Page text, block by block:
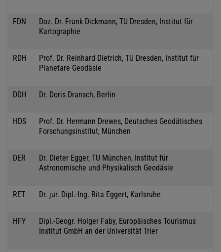
FDN
Doz. Dr. Frank Dickmann, TU Dresden, Institut für
Kartographie
RDH
Prof. Dr. Reinhard Dietrich, TU Dresden, Institut für
Planetare Geodäsie
DDH Dr. Doris Dransch, Berlin
HDS
Prof. Dr. Hermann Drewes, Deutsches Geodätisches
Forschungsinstitut, München
DER
Dr. Dieter Egger, TU München, Institut für
Astronomische und Physikalisch Geodäsie
RET Dr. jur. Dipl.-Ing. Rita Eggert, Karlsruhe
HFY
Dipl.-Geogr. Holger Faby, Europäisches Tourismus
Institut GmbH an der Universität Trier